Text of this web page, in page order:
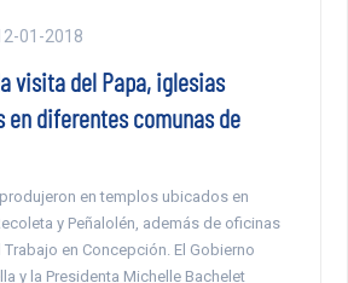
01-2018
visita del Papa, iglesias
en diferentes comunas de
en templos ubicados en
y Peñalolén, además de oficinas
en Concepción. El Gobierno
y la Presidenta Michelle Bachelet